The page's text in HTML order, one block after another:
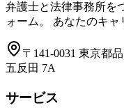
弁護士と法律事務所を
ォーム。 あなたのキャ
〒141-0031 東京都
五反田 7A
サービス